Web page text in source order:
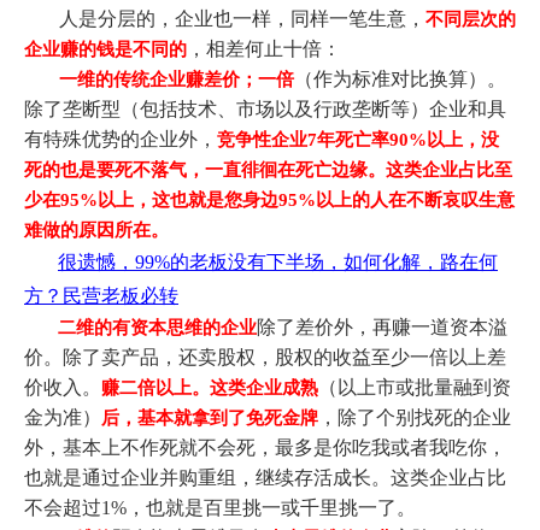
人是分层的， 企业也一样，同样一笔生意， 不同层次的
企业赚的钱是不同的 ，相差何止十倍：
一维的传统企业赚差价；一倍（作为标准对比换算）
。
除了垄断型（包括技术、市场以及行政垄断等）企业和具
有特殊优势的企业外， 竞争性企业7年死亡率90%以上，没
死的也是要死不落气，一直徘徊在死亡边缘。这类企业占比至
少在95%以上，这也就是您身边95%以上的人在不断哀叹生意
难做的原因所在。
很遗憾，99%的老板没有下半场，如何化解，路在何
方？民营老板必转
二维的有资本思维的企业除了差价外，再赚一道资本溢
价。除了卖产品，还卖股权，股权的收益至少一倍以上差
价收入。 赚二倍以上。这类企业成熟 （以上市或批量融到资
金为准） 后，基本就拿到了免死金牌 ，除了个别找死的企业
外，基本上不作死就不会死，最多是你吃我或者我吃你，
也就是通过企业并购重组，继续存活成长。这类企业占比
不会超过1%，也就是百里挑一或千里挑一了。